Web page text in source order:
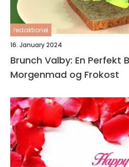
redaktionel
16. January 2024
Brunch Valby: En Perfekt
Morgenmad og Frokost